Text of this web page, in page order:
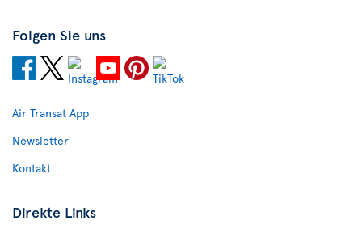
Folgen Sie uns
Air Transat App
Newsletter
Kontakt
Direkte Links